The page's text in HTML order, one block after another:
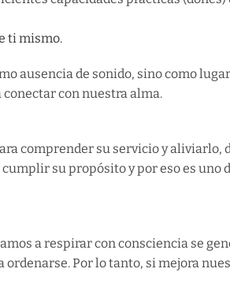
ti mismo.
ausencia de sonido, sino como
con nuestra alma.
comprender su servicio y aliviarlo,
su propósito y por eso es uno
a respirar con consciencia se
Por lo tanto, si mejora